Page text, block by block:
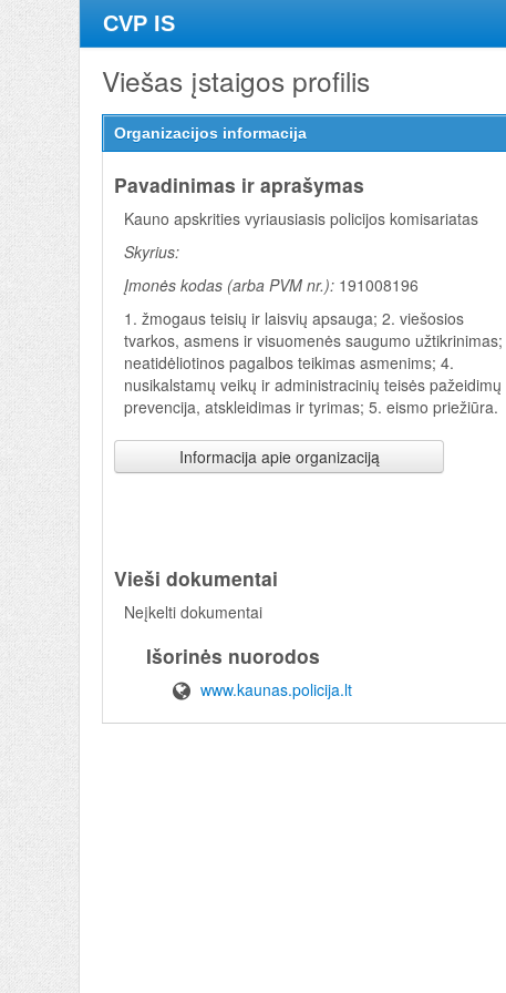
CVP IS
Viešas įstaigos profilis
Organizacijos informacija
Pavadinimas ir aprašymas
Kauno apskrities vyriausiasis policijos komisariatas
Skyrius:
Įmonės kodas (arba PVM nr.): 191008196
1. žmogaus teisių ir laisvių apsauga; 2. viešosios
tvarkos, asmens ir visuomenės saugumo užtikrinimas;
neatidėliotinos pagalbos teikimas asmenims; 4.
nusikalstamų veikų ir administracinių teisės pažeidimų
prevencija, atskleidimas ir tyrimas; 5. eismo priežiūra.
Informacija apie organizaciją
Vieši dokumentai
Neįkelti dokumentai
Išorinės nuorodos
www.kaunas.policija.lt